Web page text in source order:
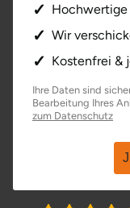
Wir
Kostenfrei &
Ihre Daten sind
Bearbeitung Ihres
zum Datenschutz